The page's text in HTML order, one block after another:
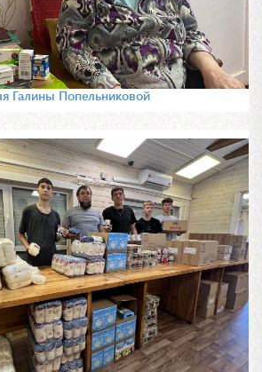
Галины Попельниковой